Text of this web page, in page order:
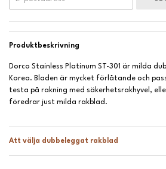
Produktbeskrivning
Att välja dubbeleggat rakblad
Dorco Stainless Platinum ST-301 är milda
Korea. Bladen är mycket förlåtande och
testa på rakning med säkerhetsrakhyvel,
föredrar just milda rakblad.